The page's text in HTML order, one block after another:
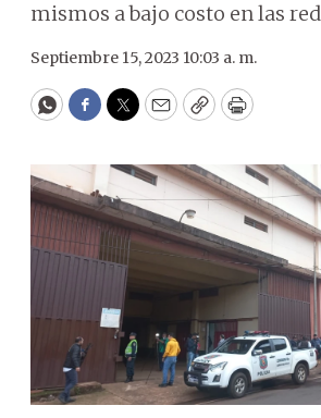
mismos a bajo costo en las
Septiembre 15, 2023 10:03 a. m.
WhatsApp
Facebook
Twitter
EmailCopyPrint